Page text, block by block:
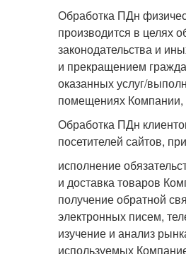
Обработка ПДн
производится в целях
законодательства и
и прекращением
оказанных услуг/
помещениях Компании,
Обработка ПДн
посетителей сайтов,
исполнение
и доставка товаров
получение обратной
электронных писем,
изучение и анализ
используемых